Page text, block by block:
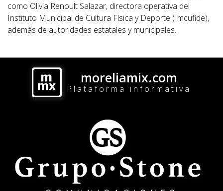
como Olivia Renoult Salazar, directora operativa del
Instituto Municipal de Cultura Física y Deporte (Imcufide),
además de autoridades estatales y municipales.
moreliamix.com
Plataforma informativa